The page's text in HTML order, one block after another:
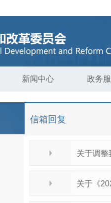
新闻中心 政务
信箱回复
关于调整
关于《